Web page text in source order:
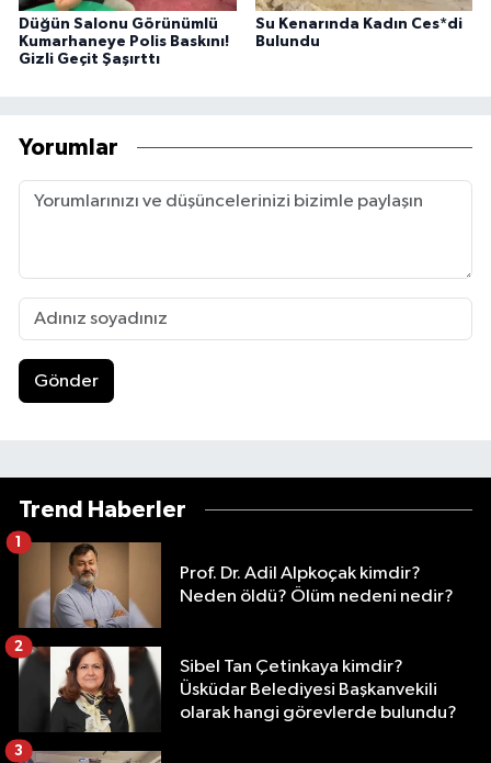
Düğün Salonu Görünümlü
Kumarhaneye Polis Baskını!
Gizli Geçit Şaşırttı
Su Kenarında Kadın Ces*di
Bulundu
Yorumlar
Gönder
Trend Haberler
Prof. Dr. Adil Alpkoçak kimdir?
Neden öldü? Ölüm nedeni nedir?
1
Sibel Tan Çetinkaya kimdir?
Üsküdar Belediyesi Başkanvekili
olarak hangi görevlerde bulundu?
2
3